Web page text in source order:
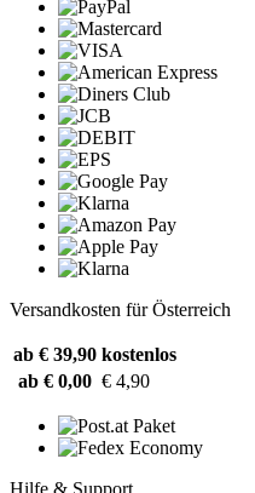
Versandkosten für Österreich
ab € 39,90 kostenlos
ab € 0,00 € 4,90
Hilfe & Support